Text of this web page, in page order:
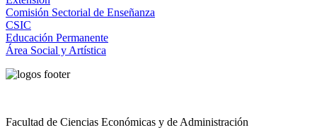
Comisión Sectorial de Enseñanza
CSIC
Educación Permanente
Área Social y Artística
Facultad de Ciencias Económicas y de Administración